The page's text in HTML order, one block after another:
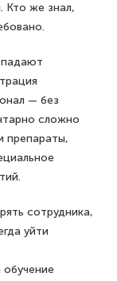
Кто же знал,
падают
— без
сложно
препараты,
сотрудника,
уйти